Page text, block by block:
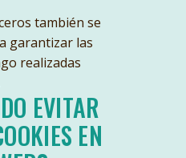
también se
garantizar las
realizadas
EVITAR
EN